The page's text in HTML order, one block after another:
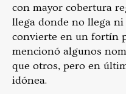
con mayor cobertura
llega donde no llega
convierte en un fortín
mencionó algunos
que otros, pero en
idónea.